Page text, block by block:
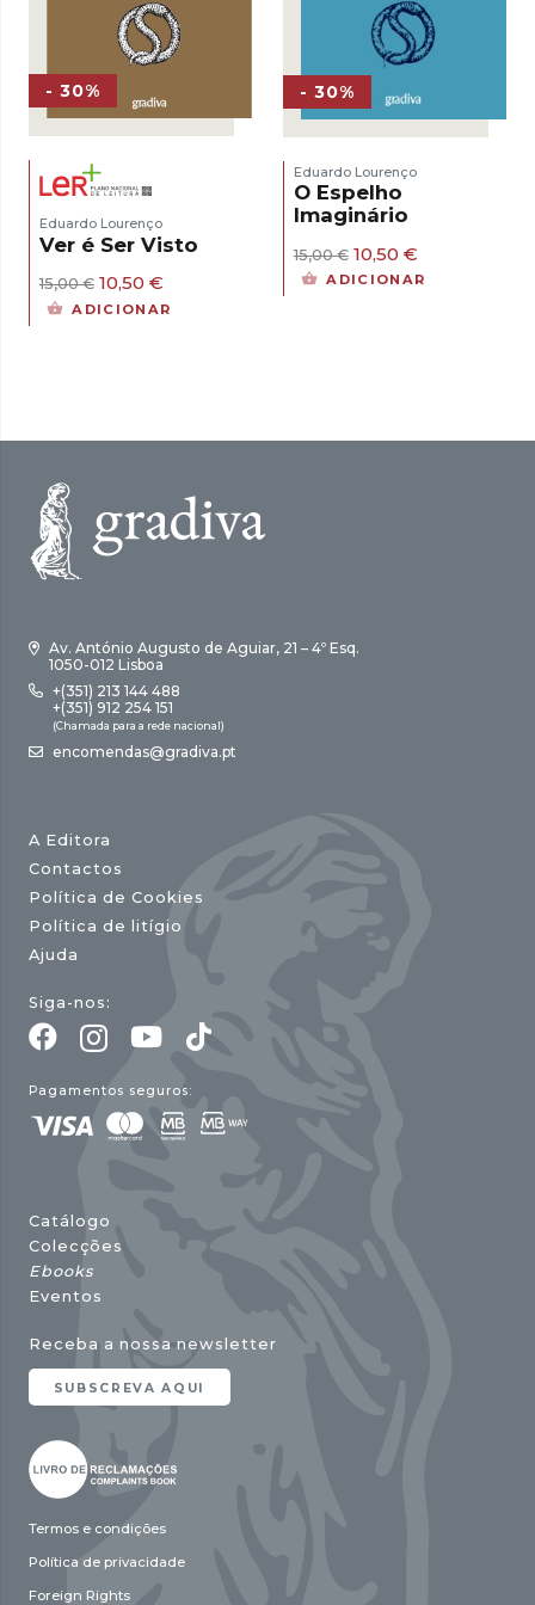
- 30%
Eduardo Lourenço
Ver é Ser Visto
15,00€ O
preço
10,50 €
preço
ADICIONAR
- 30%
Eduardo Lourenço
O Espelho
Imaginário
15,00€ O
preço
10,50 €O
preço
ADICIONAR
Av. António Augusto de Aguiar, 21 – 4º Esq.
1050-012 Lisboa
+(351) 213 144 488
+(351) 912 254 151
(Chamada para a rede nacional)
encomendas@gradiva.pt
A Editora
Contactos
Política de Cookies
Política de litígio
Ajuda
Siga-nos:
Pagamentos seguros:
Catálogo
Colecções
Ebooks
Eventos
Receba a nossa newsletter
SUBSCREVA AQUI
Termos e condições
Política de privacidade
Foreign Rights